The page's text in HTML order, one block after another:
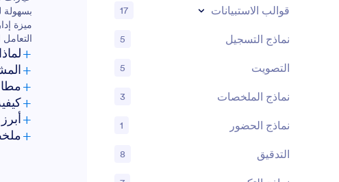
بسهولة
+
+
+
+
+
+
قوالب الاستبيانات 17
نماذج التسجيل 5
التصويت 5
نماذج الملخصات 3
نماذج الحضور 1
التدقيق 8